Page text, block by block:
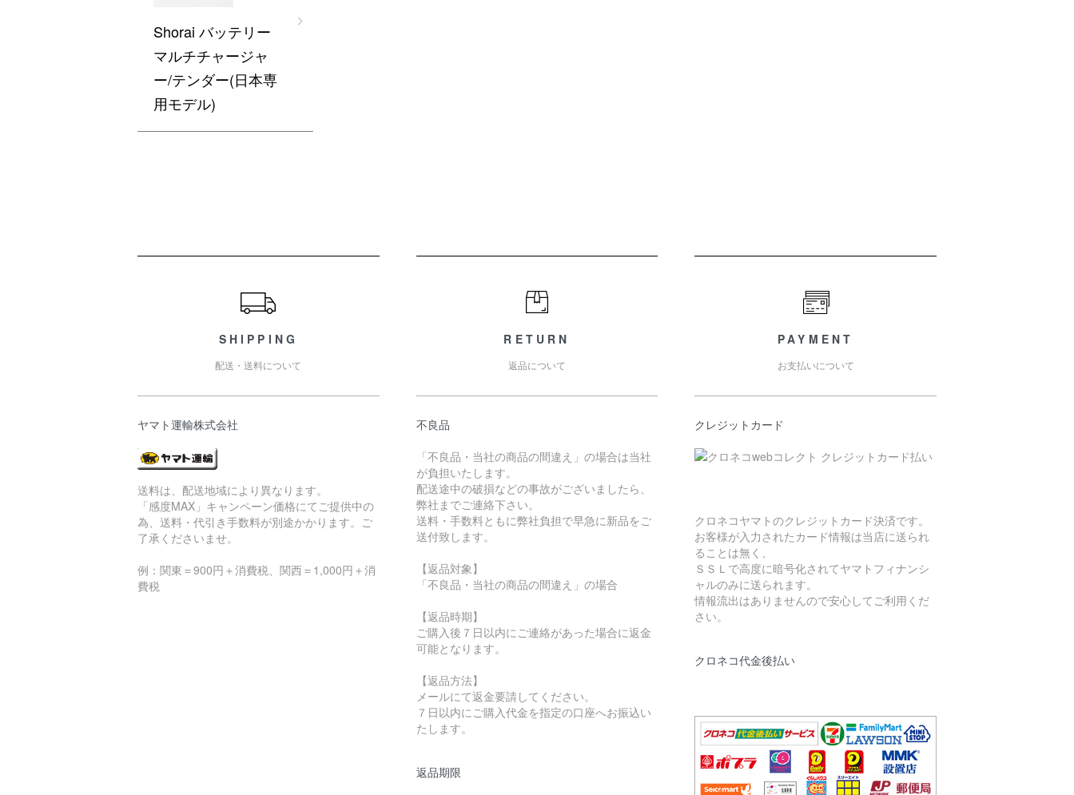
Shorai バッテリー
マルチチャージャ
ー/テンダー(日本専
用モデル)
SHIPPING
配送・送料について
ヤマト運輸株式会社
送料は、配送地域により異なります。
「感度MAX」キャンペーン価格にてご提供中の
為、送料・代引き手数料が別途かかります。ご
了承くださいませ。
例：関東＝900円＋消費税、関西＝1,000円＋消
費税
RETURN
返品について
不良品
「不良品・当社の商品の間違え」の場合は当社
が負担いたします。
配送途中の破損などの事故がございましたら、
弊社までご連絡下さい。
送料・手数料ともに弊社負担で早急に新品をご
送付致します。
【返品対象】
「不良品・当社の商品の間違え」の場合
【返品時期】
ご購入後７日以内にご連絡があった場合に返金
可能となります。
【返品方法】
メールにて返金要請してください。
７日以内にご購入代金を指定の口座へお振込い
たします。
返品期限
PAYMENT
お支払いについて
クレジットカード
クロネコヤマトのクレジットカード決済です。
お客様が入力されたカード情報は当店に送られ
ることは無く、
ＳＳＬで高度に暗号化されてヤマトフィナンシ
ャルのみに送られます。
情報流出はありませんので安心してご利用くだ
さい。
クロネコ代金後払い